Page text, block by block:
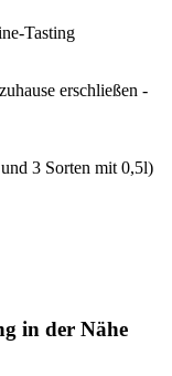
Tasting
erschließen -
3 Sorten mit 0,5l)
in der Nähe